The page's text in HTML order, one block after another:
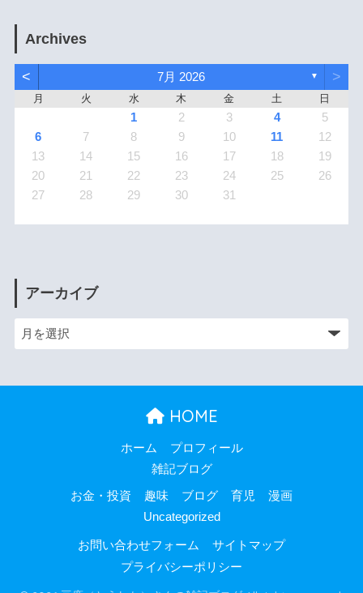
Archives
< 7月 2026 ▼ >
月 火 水 木 金 土 日
1 2 3 4
5
6
7 8 9 10 11
12
13
14 15 16 17 18
19
20
21 22 23 24 25
26
27
28 29 30 31
アーカイブ
HOME
ホーム
プロフィール
雑記ブログ
お金・投資 趣味 ブログ 育児
漫画
Uncategorized
お問い合わせフォーム
サイトマップ
プライバシーポリシー